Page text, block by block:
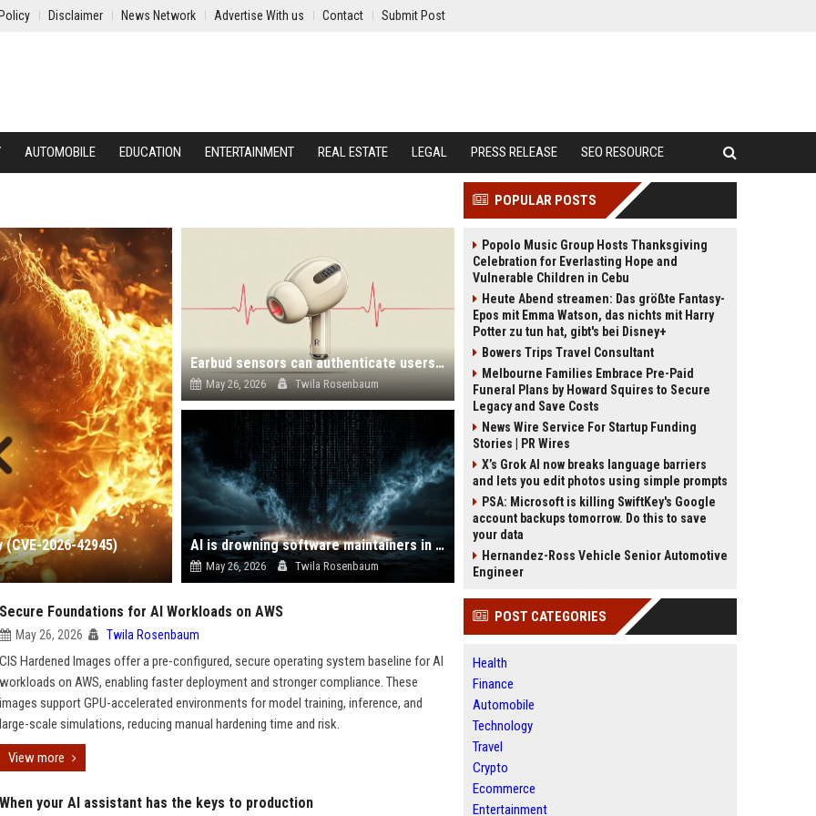
Disclaimer News Network Advertise With us Contact Submit Post
AUTOMOBILE EDUCATION ENTERTAINMENT REAL ESTATE LEGAL PRESS RELEASE SEO RESOURCE
2026-42945)
Earbud sensors can authenticate users by their heartbeat, study finds
May 26, 2026 Twila Rosenbaum
AI is drowning software maintainers in junk security reports
May 26, 2026 Twila Rosenbaum
Secure Foundations for AI Workloads on AWS
May 26, 2026 Twila Rosenbaum
CIS Hardened Images offer a pre-configured, secure operating system baseline for AI
workloads on AWS, enabling faster deployment and stronger compliance. These
images support GPU-accelerated environments for model training, inference, and
large-scale simulations, reducing manual hardening time and risk.
View more
When your AI assistant has the keys to production
POPULAR POSTS
Popolo Music Group Hosts Thanksgiving
Celebration for Everlasting Hope and
Vulnerable Children in Cebu
Heute Abend streamen: Das größte Fantasy-
Epos mit Emma Watson, das nichts mit Harry
Potter zu tun hat, gibt's bei Disney+
Bowers Trips Travel Consultant
Melbourne Families Embrace Pre-Paid
Funeral Plans by Howard Squires to Secure
Legacy and Save Costs
News Wire Service For Startup Funding
Stories | PR Wires
X’s Grok AI now breaks language barriers
and lets you edit photos using simple prompts
PSA: Microsoft is killing SwiftKey's Google
account backups tomorrow. Do this to save
your data
Hernandez-Ross Vehicle Senior Automotive
Engineer
POST CATEGORIES
Health
Finance
Automobile
Technology
Travel
Crypto
Ecommerce
Entertainment